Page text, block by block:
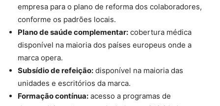
empresa para o plano de reforma dos colaboradores,
conforme os padrões locais.
Plano de saúde complementar: cobertura médica
disponível na maioria dos países europeus onde a
marca opera.
Subsídio de refeição: disponível na maioria das
unidades e escritórios da marca.
Formação contínua: acesso a programas de